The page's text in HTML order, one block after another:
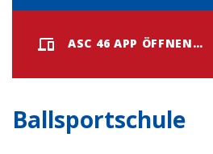
ASC 46 APP ÖFFNEN…
Ballsportschule